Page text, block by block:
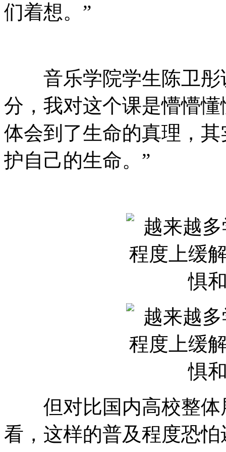
们着想。”
音乐学院学生陈卫彤
分，我对这个课是懵懵
体会到了生命的真理，
护自己的生命。”
但对比国内高校整体
看，这样的普及程度恐